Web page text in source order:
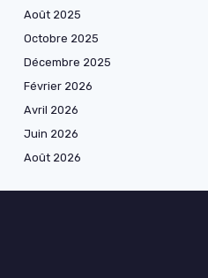
Août 2025
Octobre 2025
Décembre 2025
Février 2026
Avril 2026
Juin 2026
Août 2026